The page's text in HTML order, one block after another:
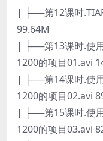
| ├──第12课时
99.64M
| ├──第13课时.使
1200的项目01.avi
| ├──第14课时.使
1200的项目02.avi
| ├──第15课时.使
1200的项目03.avi